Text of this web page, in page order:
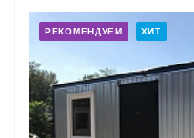
РЕКОМЕНДУЕМ ХИТ